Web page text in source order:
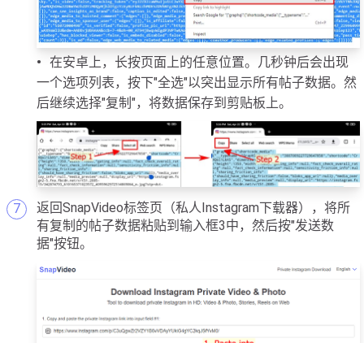
在安卓上，长按页面上的任意位置。几秒钟后会出现
一个选项列表，按下"全选"以突出显示所有帖子数据。然
后继续选择"复制"，将数据保存到剪贴板上。
返回SnapVideo标签页（私人Instagram下载器），将所
有复制的帖子数据粘贴到输入框3中，然后按"发送数
据"按钮。